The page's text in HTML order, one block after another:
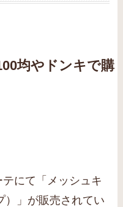
均やドンキで購
にて「メッシュキ
）」が販売されてい